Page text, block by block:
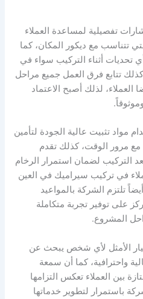
تفصيلية لمساعدة العملاء
تتناسب مع ديكور المكان، كما
تحديات أثناء التركيب سواء في
تتابع فرق العمل جميع مراحل
العملاء، لذلك أصبح الاعتماد
مواد تثبيت عالية الجودة لتأمين
مع مرور الوقت، كذلك تقدم
التركيب لضمان استمرار الرخام
في تركيب سيراميك في العين
تلتزم الشركة بالمواعيد
على توفير تجربة متكاملة
المشروع.
الأمثل لأي شخص يبحث عن
واحترافية، كما أن سمعة
بين العملاء تعكس التزامها
باستمرار لتطوير خدماتها